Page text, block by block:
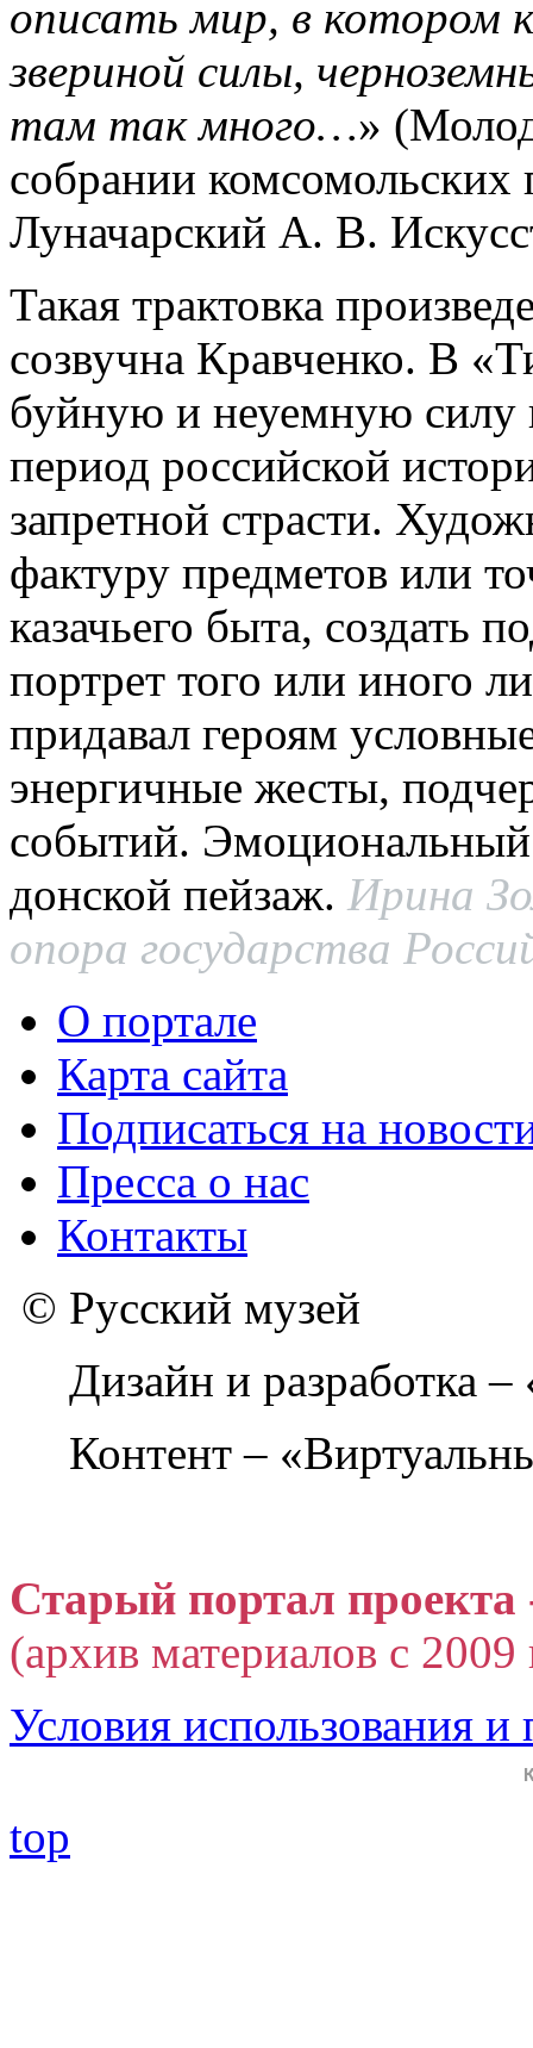
описать мир, в
звериной силы,
там так много…»
собрании комсомольских
Луначарский А. В.
Такая трактовка
созвучна Кравченко. В
буйную и неуемную силу
период российской
запретной страсти.
фактуру предметов или
казачьего быта, создать
портрет того или иного
придавал героям
энергичные жесты,
событий. Эмоциональный
донской пейзаж. Ирина
опора государства
О портале
Карта сайта
Подписаться на
Пресса о нас
Контакты
© Русский музей
Дизайн и разработка
Контент –
Старый портал
(архив материалов с
Условия использования
top